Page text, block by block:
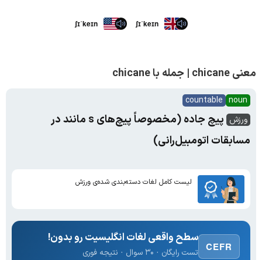
ʃɪˈkeɪn ʃɪˈkeɪn
معنی chicane | جمله با chicane
noun
countable
ورزش
پیچ جاده (مخصوصاً پیچ‌های s مانند در
مسابقات اتومبیل‌رانی)
لیست کامل لغات دسته‌بندی شده‌ی ورزش
CEFR
سطح واقعی لغات انگلیسیت رو بدون!
تست رایگان · ۳۰ سوال · نتیجه فوری